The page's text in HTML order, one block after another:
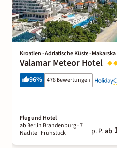
Kroatien · Adriatische Küste · Makarska
Valamar Meteor Hotel
96% 478 Bewertungen
Flug und Hotel
ab Berlin Brandenburg ·7
Nächte· Frühstück p. P. ab